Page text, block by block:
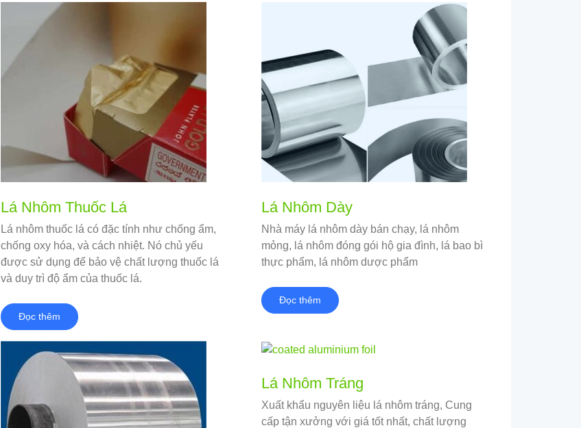
Lá Nhôm Thuốc Lá
Lá nhôm thuốc lá có đặc tính như chống ẩm,
chống oxy hóa, và cách nhiệt. Nó chủ yếu
được sử dụng để bảo vệ chất lượng thuốc lá
và duy trì độ ẩm của thuốc lá.
Đọc thêm
Lá Nhôm Dày
Nhà máy lá nhôm dày bán chạy, lá nhôm
mỏng, lá nhôm đóng gói hộ gia đình, lá bao bì
thực phẩm, lá nhôm dược phẩm
Đọc thêm
Lá Nhôm Tráng
Xuất khẩu nguyên liệu lá nhôm tráng, Cung
cấp tận xưởng với giá tốt nhất, chất lượng